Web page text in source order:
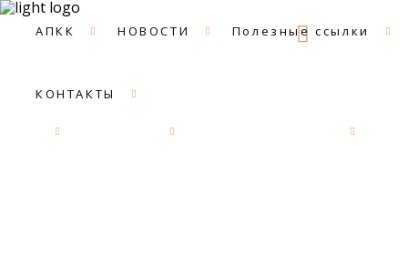
09:00
АПКК НОВОСТИ Полезные ссылки
КОНТАКТЫ